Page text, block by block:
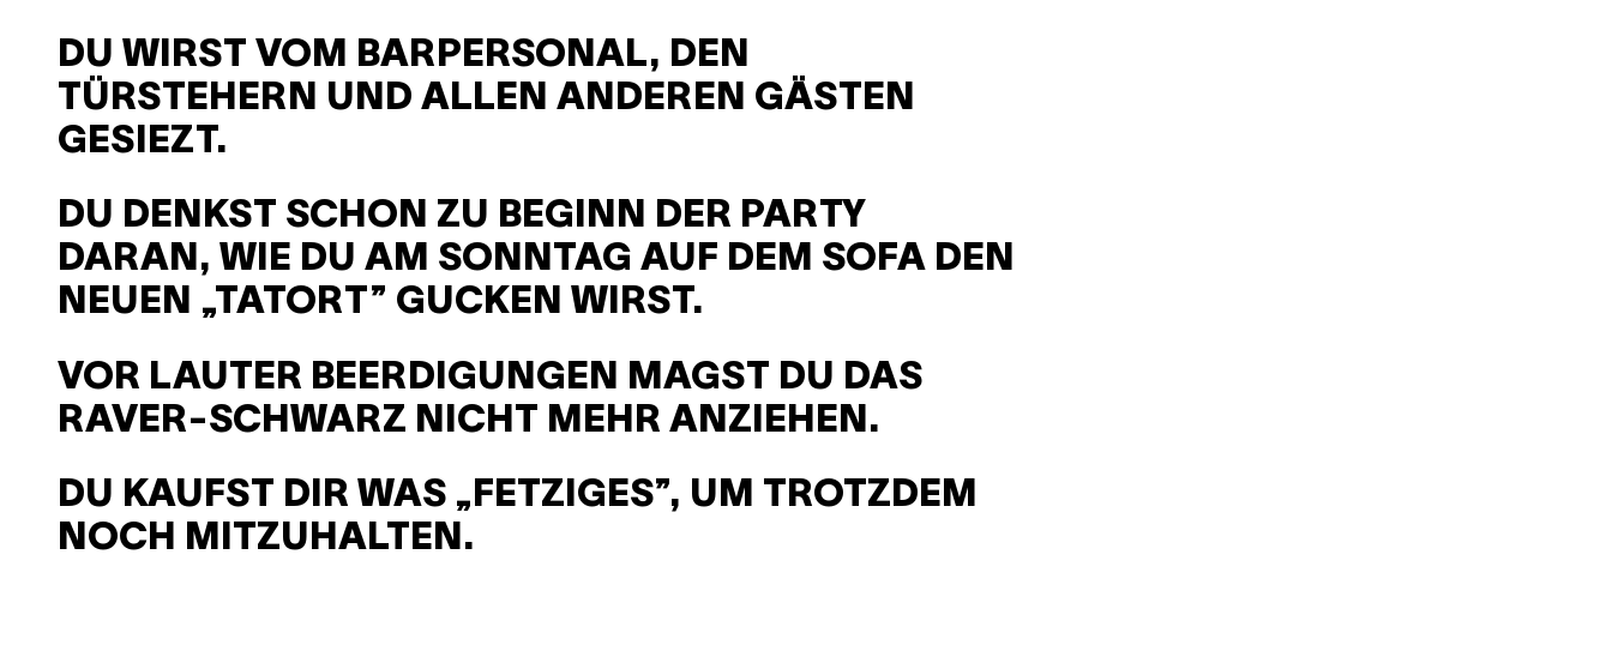
DU WIRST VOM BARPERSONAL, DEN
TÜRSTEHERN UND ALLEN ANDEREN GÄSTEN
GESIEZT.
DU DENKST SCHON ZU BEGINN DER PARTY
DARAN, WIE DU AM SONNTAG AUF DEM SOFA DEN
NEUEN „TATORT” GUCKEN WIRST.
VOR LAUTER BEERDIGUNGEN MAGST DU DAS
RAVER-SCHWARZ NICHT MEHR ANZIEHEN.
DU KAUFST DIR WAS „FETZIGES”, UM TROTZDEM
NOCH MITZUHALTEN.